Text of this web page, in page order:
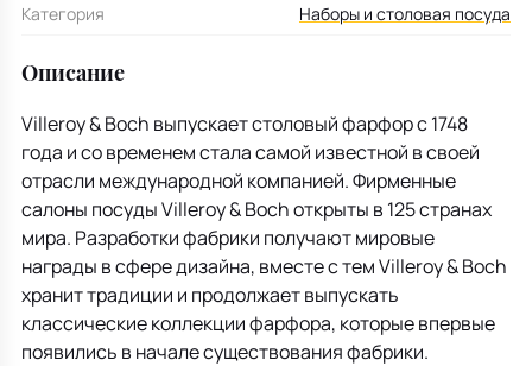
Категория
Наборы и столовая посуда
Описание
Villeroy & Boch выпускает столовый фарфор с 1748
года и со временем стала самой известной в своей
отрасли международной компанией. Фирменные
салоны посуды Villeroy & Boch открыты в 125 странах
мира. Разработки фабрики получают мировые
награды в сфере дизайна, вместе с тем Villeroy & Boch
хранит традиции и продолжает выпускать
классические коллекции фарфора, которые впервые
появились в начале существования фабрики.